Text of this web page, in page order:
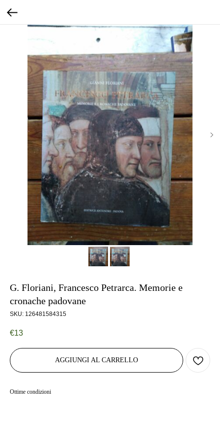
G. Floriani, Francesco Petrarca. Memorie e
cronache padovane
SKU: 126481584315
€13
AGGIUNGI AL CARRELLO
Ottime condizioni